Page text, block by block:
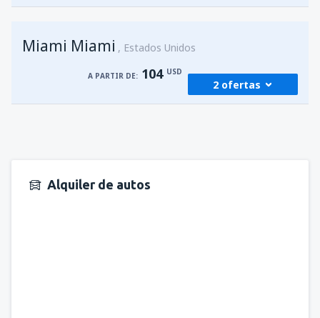
Miami Miami Estados Unidos
A PARTIR DE: 104 USD
2 ofertas
desdeSan Juan, Luis Munoz Marín
Alquiler de autos